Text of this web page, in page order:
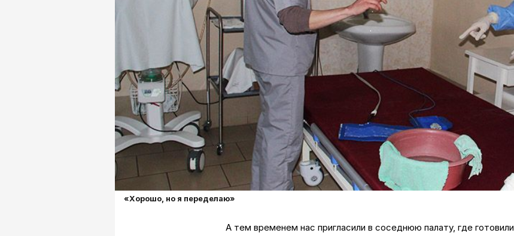
«Хорошо, но я переделаю»
А тем временем нас пригласили в соседнюю палату, где готовили